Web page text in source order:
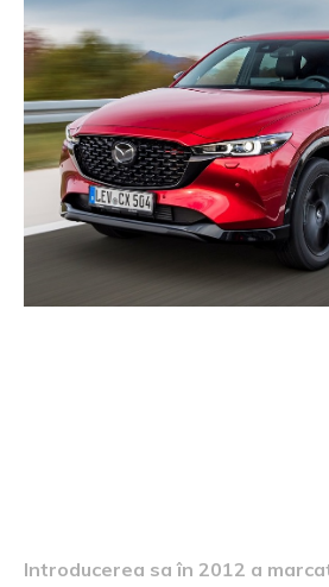
Introducerea sa în 2012 a